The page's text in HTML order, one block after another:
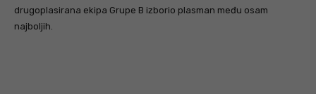
drugoplasirana ekipa Grupe B izborio plasman među osam
najboljih.